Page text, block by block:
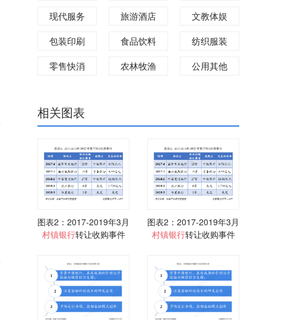
现代服务
旅游酒店
文教体娱
包装印刷
食品饮料
纺织服装
零售快消
农林牧渔 公用其他
相关图表
图表2：2017-2019年3月
村镇银行转让收购事件
图表2：2017-2019年3月
村镇银行转让收购事件